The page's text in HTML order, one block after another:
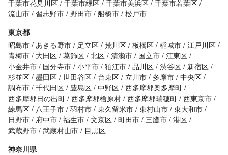
千葉市花見川区 千葉市緑区 千葉市美浜区 千葉市若葉区
流山市
習志野市 野田市 船橋市 松戸市
東京都
昭島市 あきる野市 足立区 荒川区 板橋区 稲城市 江戸川区
青梅市
大田区 葛飾区 北区 清瀬市 国立市 江東区
小金井市
国分寺市 小平市 狛江市 品川区 渋谷区
新宿区
杉並区 墨田区 世田谷区 台東区 立川市 多摩市 中央区
調布市 千代田区 豊島区 中野区 西多摩郡奥多摩町
西多摩郡日の出町 西多摩郡檜原村 西多摩郡瑞穂町 西東京市
練馬区
八王子市 羽村市 東久留米市 東村山市 東大和市
日野市
府中市 福生市 文京区 町田市 三鷹市 港区
武蔵野市 武蔵村山市
目黒区
神奈川県